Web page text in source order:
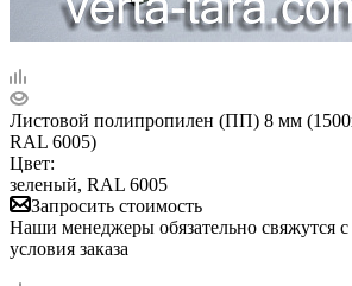
Листовой полипропилен (ПП) 8 мм
RAL 6005)
Цвет:
зеленый, RAL 6005
Запросить стоимость
Наши менеджеры обязательно свяжутся
условия заказа